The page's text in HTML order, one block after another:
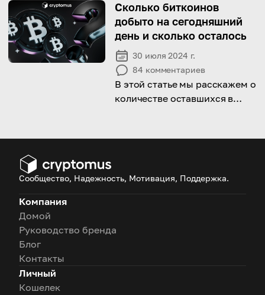
Сколько биткоинов
добыто на сегодняшний
день и сколько осталось
30 июля 2024 г.
84 комментариев
В этой статье мы расскажем о
количестве оставшихся в
майнинга последней монеты.
Сообщество, Надежность, Мотивация, Поддержка.
Компания
Домой
Руководство бренда
Блог
Контакты
Личный
Кошелек